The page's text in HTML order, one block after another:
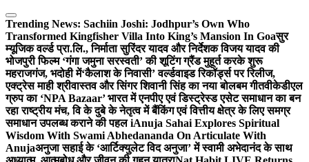
Skip
to
content
Trending News: Sachiin Joshi: Jodhpur’s Own Who
Transformed Kingfisher Villa Into King’s Mansion In Goaसुर
म्यूजिक वर्ल्ड प्रा.लि., निर्माता सुरिंदर यादव और निर्देशक विजय यादव की
भोजपुरी फिल्म ‘गंगा जमुना सरस्वती’ की शूटिंग ग्रैंड मुहूर्त करके शुरू
महराजगंज, भदोही में‘कैलाश के निवासी’ वर्ल्डवाइड रिकॉर्ड्स पर रिलीज,
एक्ट्रेस माही श्रीवास्तव और सिंगर शिवानी सिंह का नया बोलबम गीतवीकेडीएल
ग्रुप का ‘NPA Bazaar’ भारत में एनपीए एवं डिस्ट्रेस्ड एसेट समाधान का बन
रहा राष्ट्रीय मंच, वि के दुबे के नेतृत्व में बैंकिंग एवं वित्तीय क्षेत्र के लिए समग्र
समाधान उपलब्ध कराने की पहल iAnuja Sahai Explores Spiritual
Wisdom With Swami Abhedananda On Articulate With
Anujaअनुजा सहाई के ‘आर्टिक्युलेट विद अनुजा’ में स्वामी अभेदानंद के साथ